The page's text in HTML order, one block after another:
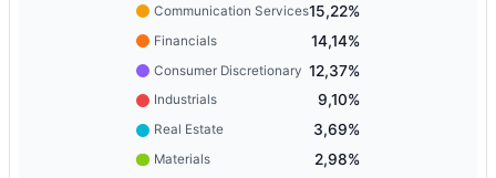
Communication Services15,22%
Financials 14,14%
Consumer Discretionary 12,37%
Industrials 9,10%
Real Estate 3,69%
Materials 2,98%